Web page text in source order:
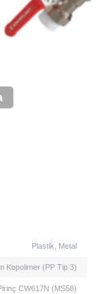
Plastik, Metal
Kopolimer (PP Tip 3)
CW617N (MS58)